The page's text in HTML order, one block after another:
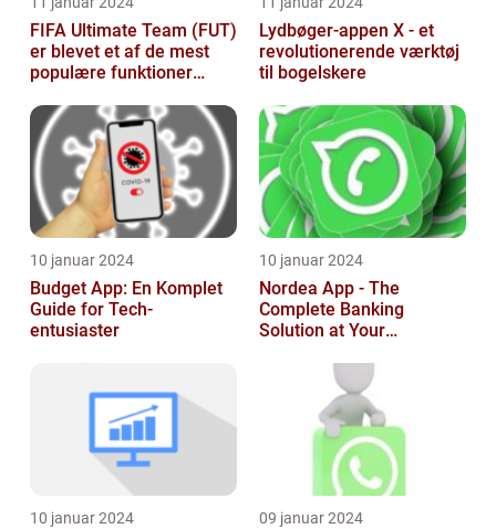
FIFA Ultimate Team (FUT)
er blevet et af de mest
populære funktioner
franchisen, og d...
Lydbøger-appen X - et
revolutionerende værktøj
til bogelskere
10 januar 2024
Budget App: En Komplet
Guide for Tech-
entusiaster
10 januar 2024
Nordea App - The
Complete Banking
Solution at Your
10 januar 2024 09 januar 2024